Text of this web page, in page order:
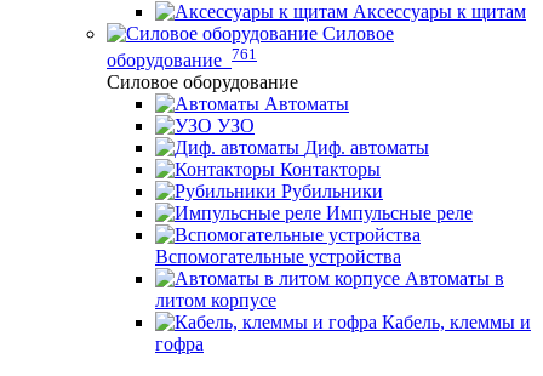
Аксессуары к щитам
Силовое
оборудование 761
Силовое оборудование
Автоматы
УЗО
Диф. автоматы
Контакторы
Рубильники
Импульсные реле
Вспомогательные устройства
Автоматы в
литом корпусе
Кабель, клеммы и
гофра